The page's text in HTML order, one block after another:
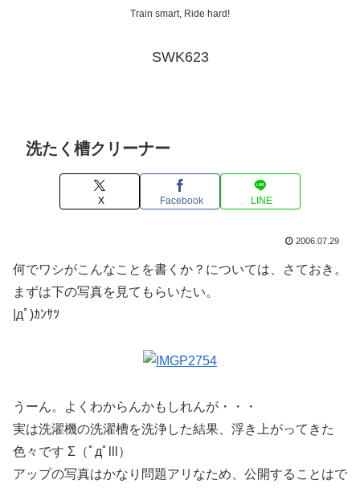
Train smart, Ride hard!
SWK623
洗たく槽クリーナー
X Facebook LINE
2006.07.29
何でワシがこんなことを書くか？については、さておき。
まずは下の写真を見てもらいたい。
|дﾟ)ｶﾝｻﾂ
うーん。よくわからんかもしれんが・・・
実は洗濯機の洗濯槽を洗浄した結果、浮き上がってきた
色々です Σ（ﾟдﾟlll）
アップの写真はかなり問題アリなため、公開することはで